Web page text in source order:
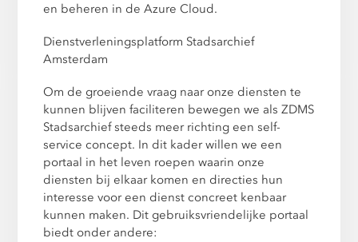
en beheren in de Azure Cloud.
Dienstverleningsplatform Stadsarchief
Amsterdam
Om de groeiende vraag naar onze diensten te
kunnen blijven faciliteren bewegen we als ZDMS
Stadsarchief steeds meer richting een self-
service concept. In dit kader willen we een
portaal in het leven roepen waarin onze
diensten bij elkaar komen en directies hun
interesse voor een dienst concreet kenbaar
kunnen maken. Dit gebruiksvriendelijke portaal
biedt onder andere: